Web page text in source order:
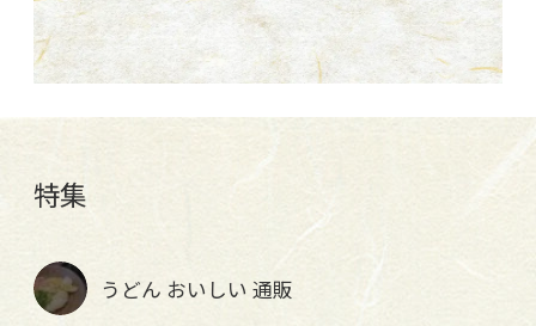
特集
うどん おいしい 通販